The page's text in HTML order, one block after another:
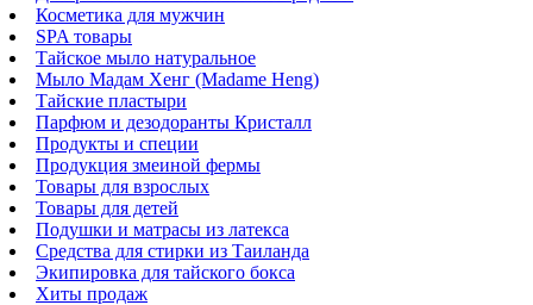
Косметика для мужчин
SPA товары
Тайское мыло натуральное
Мыло Мадам Хенг (Madame Heng)
Тайские пластыри
Парфюм и дезодоранты Кристалл
Продукты и специи
Продукция змеиной фермы
Товары для взрослых
Товары для детей
Подушки и матрасы из латекса
Средства для стирки из Таиланда
Экипировка для тайского бокса
Хиты продаж